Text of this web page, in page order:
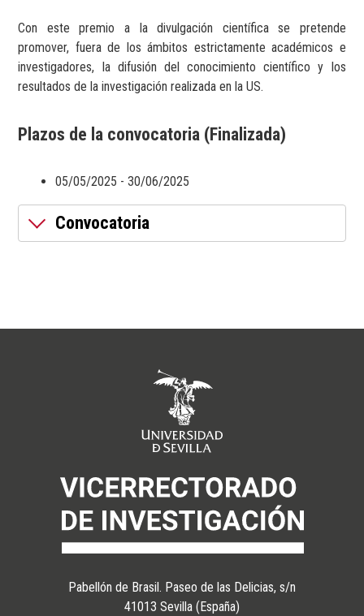
Con este premio a la divulgación científica se pretende
promover, fuera de los ámbitos estrictamente académicos e
investigadores, la difusión del conocimiento científico y los
resultados de la investigación realizada en la US.
Plazos de la convocatoria (Finalizada)
05/05/2025 - 30/06/2025
Convocatoria
Pabellón de Brasil. Paseo de las Delicias, s/n
41013 Sevilla (España)